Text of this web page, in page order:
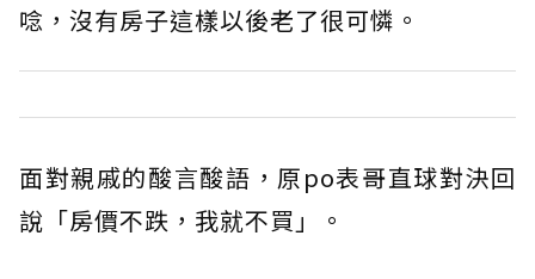
唸，沒有房子這樣以後老了很可憐。
面對親戚的酸言酸語，原po表哥直球對決回
說「房價不跌，我就不買」。